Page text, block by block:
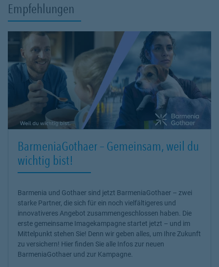
Empfehlungen
BarmeniaGothaer – Gemeinsam, weil du
wichtig bist!
Barmenia und Gothaer sind jetzt BarmeniaGothaer – zwei
starke Partner, die sich für ein noch vielfältigeres und
innovativeres Angebot zusammengeschlossen haben. Die
erste gemeinsame Imagekampagne startet jetzt – und im
Mittelpunkt stehen Sie! Denn wir geben alles, um Ihre Zukunft
zu versichern! Hier finden Sie alle Infos zur neuen
BarmeniaGothaer und zur Kampagne.